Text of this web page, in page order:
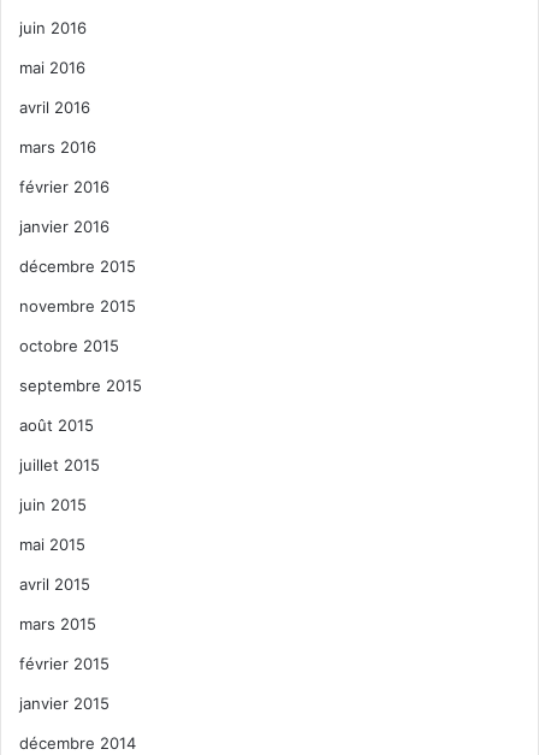
juin 2016
mai 2016
avril 2016
mars 2016
février 2016
janvier 2016
décembre 2015
novembre 2015
octobre 2015
septembre 2015
août 2015
juillet 2015
juin 2015
mai 2015
avril 2015
mars 2015
février 2015
janvier 2015
décembre 2014